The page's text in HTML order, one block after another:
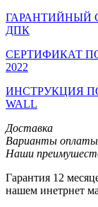
ГАРАНТИЙНЫЙ
ДПК
СЕРТИФИКАТ
2022
ИНСТРУКЦИЯ
WALL
Доставка
Варианты оплаты
Наши
Гарантия 12
нашем инетрнет